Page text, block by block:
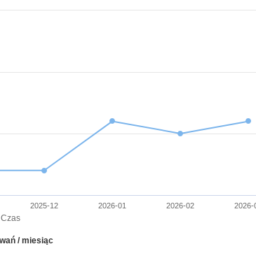
Czas
/ miesiąc
2025-12 2026-01 2026-02 2026-